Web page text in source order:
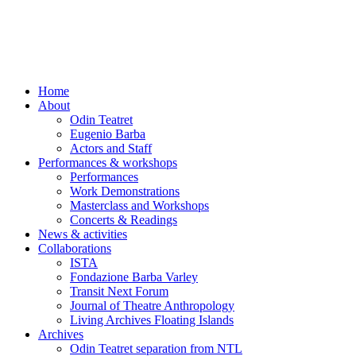
Home
About
Odin Teatret
Eugenio Barba
Actors and Staff
Performances & workshops
Performances
Work Demonstrations
Masterclass and Workshops
Concerts & Readings
News & activities
Collaborations
ISTA
Fondazione Barba Varley
Transit Next Forum
Journal of Theatre Anthropology
Living Archives Floating Islands
Archives
Odin Teatret separation from NTL